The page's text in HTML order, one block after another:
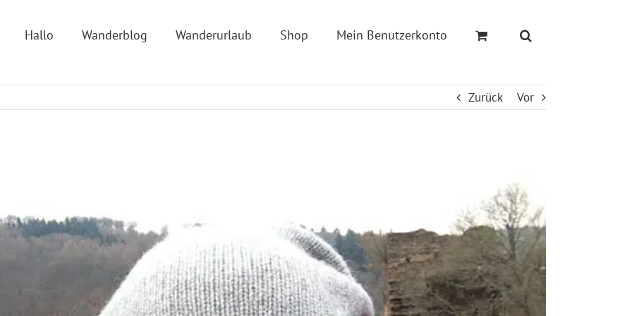
Hallo Wanderblog Wanderurlaub Shop Mein Benutzerkonto
Zurück Vor